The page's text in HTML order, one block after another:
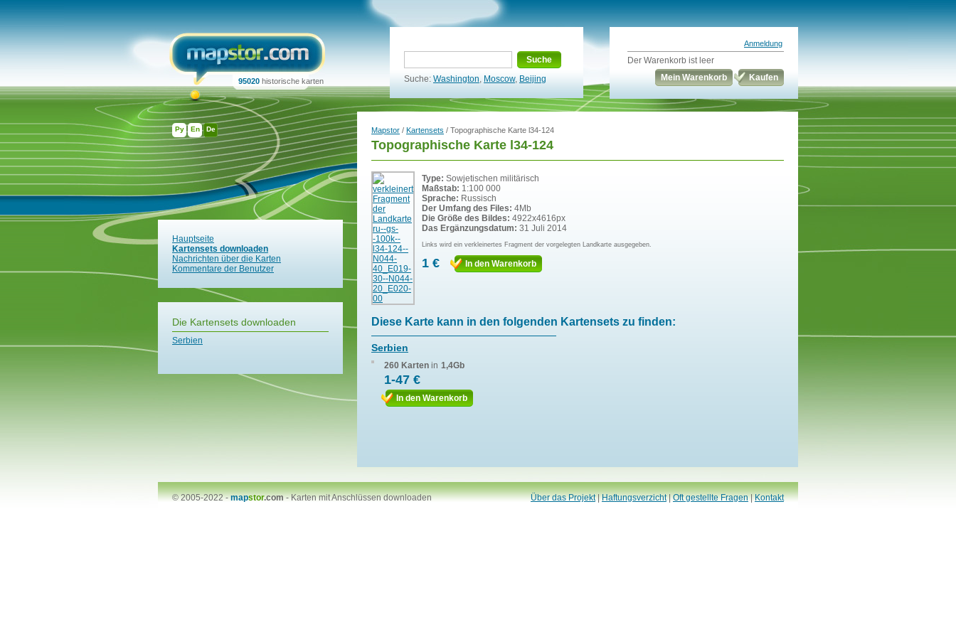
Ру En De
95020 historische karten
Suche
Suche: Washington, Moscow, Beijing
Anmeldung
Der Warenkorb ist leer
Mein Warenkorb
Kaufen
Hauptseite
Kartensets downloaden
Nachrichten über die Karten
Kommentare der Benutzer
Die Kartensets downloaden
Serbien
Mapstor / Kartensets / Topographische Karte l34-124
Topographische Karte l34-124
Type: Sowjetischen militärisch
Maßstab: 1:100 000
Sprache: Russisch
Der Umfang des Files: 4Mb
Die Größe des Bildes: 4922x4616px
Das Ergänzungsdatum: 31 Juli 2014
Links wird ein verkleinertes Fragment der vorgelegten Landkarte ausgegeben.
1 € In den Warenkorb
Diese Karte kann in den folgenden Kartensets zu finden:
Serbien
260 Karten in 1,4Gb
1-47 €
In den Warenkorb
© 2005-2022 -mapstor.com-Karten mit Anschlüssen downloaden Über das Projekt|Haftungsverzicht|Oft gestellte Fragen|Kontakt